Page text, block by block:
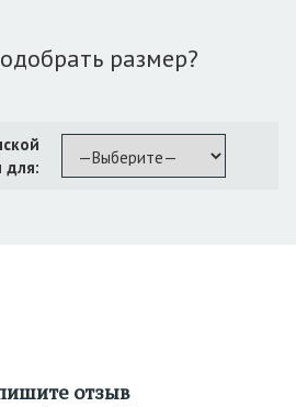
размер?
отзыв